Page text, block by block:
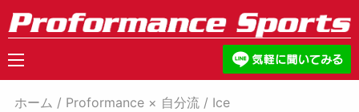
ホーム / Proformance × 自分流 / Ice